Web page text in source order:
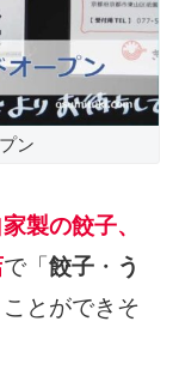
ン
製の餃子、
で「餃子 ・ う
とができそ